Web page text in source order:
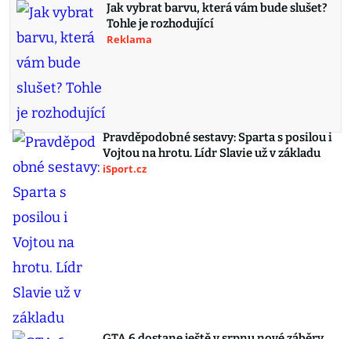
Jak vybrat barvu, která vám bude slušet?
Tohle je rozhodující
Reklama
Pravděpodobné sestavy: Sparta s posilou i
Vojtou na hrotu. Lídr Slavie už v základu
iSport.cz